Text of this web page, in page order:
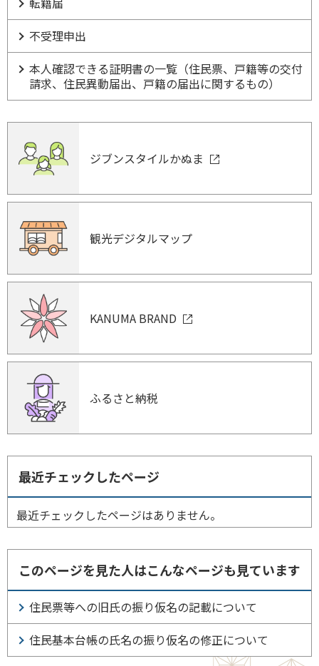
不受理申出
本人確認できる証明書の一覧（住民票、戸籍等の交付
請求、住民異動届出、戸籍の届出に関するもの）
ジブンスタイルかぬま
観光デジタルマップ
KANUMA BRAND
ふるさと納税
最近チェックしたページ
最近チェックしたページはありません。
このページを見た人はこんなページも見ています
住民票等への旧氏の振り仮名の記載について
住民基本台帳の氏名の振り仮名の修正について